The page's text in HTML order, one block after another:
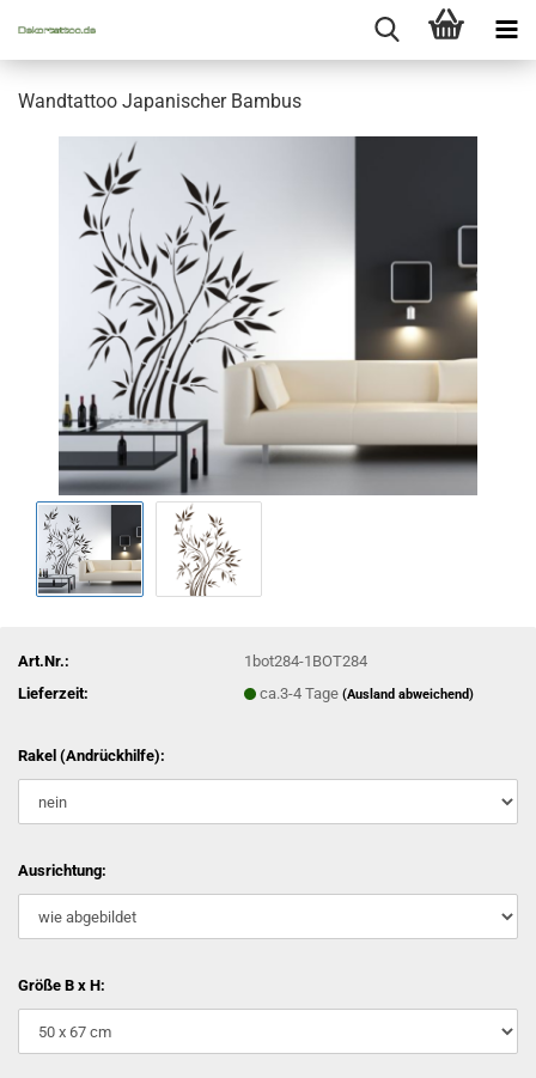
Wandtattoo Japanischer Bambus
Art.Nr.:
1bot284-1BOT284
Lieferzeit:
ca.3-4 Tage(Ausland abweichend)
Rakel (Andrückhilfe):
Ausrichtung:
Größe B x H: